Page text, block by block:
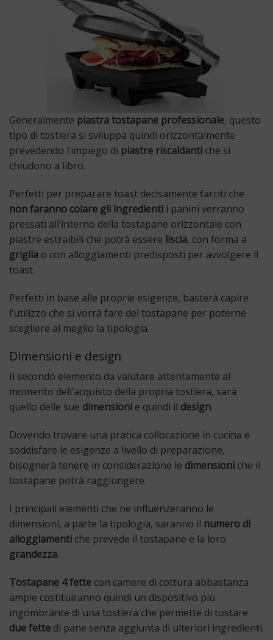
Generalmente piastra tostapane professionale, questo
tipo di tostiera si sviluppa quindi orizzontalmente
prevedendo l’impiego di piastre riscaldanti che si
chiudono a libro.
Perfetti per preparare toast decisamente farciti che
non faranno colare gli ingredienti i panini verranno
pressati all’interno della tostapane orizzontale con
piastre estraibili che potrà essere liscia, con forma a
griglia o con alloggiamenti predisposti per avvolgere il
toast.
Perfetti in base alle proprie esigenze, basterà capire
l’utilizzo che si vorrà fare del tostapane per poterne
scegliere al meglio la tipologia.
Dimensioni e design
Il secondo elemento da valutare attentamente al
momento dell’acquisto della propria tostiera, sarà
quello delle sue dimensioni e quindi il design.
Dovendo trovare una pratica collocazione in cucina e
soddisfare le esigenze a livello di preparazione,
bisognerà tenere in considerazione le dimensioni che il
tostapane potrà raggiungere.
I principali elementi che ne influenzeranno le
dimensioni, a parte la tipologia, saranno il numero di
alloggiamenti che prevede il tostapane e la loro
grandezza.
Tostapane 4 fette con camere di cottura abbastanza
ampie costituiranno quindi un dispositivo più
ingombrante di una tostiera che permette di tostare
due fette di pane senza aggiunta di ulteriori ingredienti.